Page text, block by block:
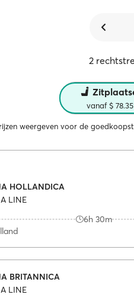
2
vanaf $
weergeven voor de
HOLLANDICA
LINE
6h 30m
BRITANNICA
LINE